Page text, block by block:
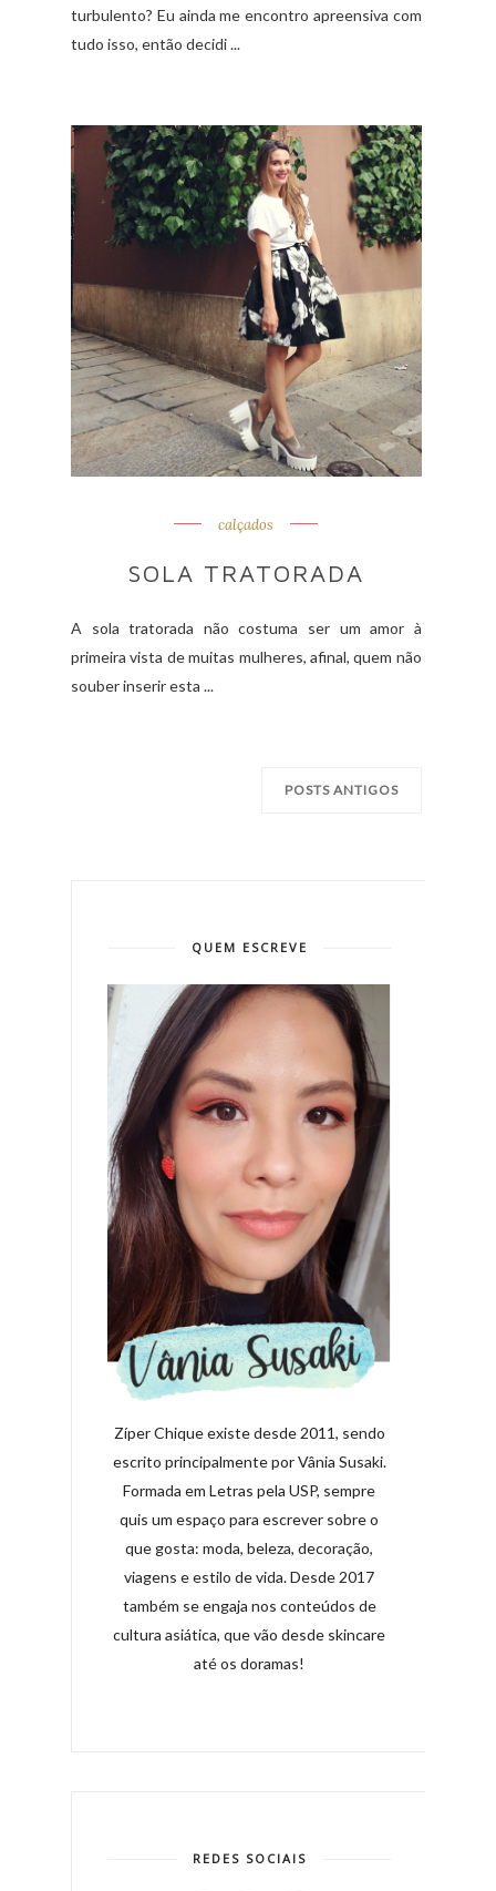
turbulento? Eu ainda me encontro apreensiva com
tudo isso, então decidi ...
calçados
SOLA TRATORADA
A sola tratorada não costuma ser um amor à
primeira vista de muitas mulheres, afinal, quem não
souber inserir esta ...
POSTS ANTIGOS
QUEM ESCREVE
Zíper Chique existe desde 2011, sendo
escrito principalmente por Vânia Susaki.
Formada em Letras pela USP, sempre
quis um espaço para escrever sobre o
que gosta: moda, beleza, decoração,
viagens e estilo de vida. Desde 2017
também se engaja nos conteúdos de
cultura asiática, que vão desde skincare
até os doramas!
REDES SOCIAIS